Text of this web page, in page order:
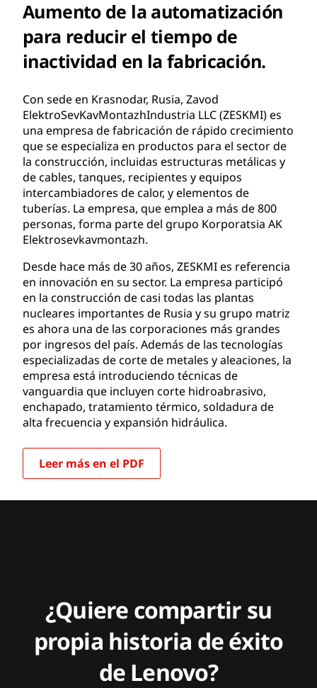
Aumento de la automatización
para reducir el tiempo de
inactividad en la fabricación.
Con sede en Krasnodar, Rusia, Zavod
ElektroSevKavMontazhIndustria LLC (ZESKMI) es
una empresa de fabricación de rápido crecimiento
que se especializa en productos para el sector de
la construcción, incluidas estructuras metálicas y
de cables, tanques, recipientes y equipos
intercambiadores de calor, y elementos de
tuberías. La empresa, que emplea a más de 800
personas, forma parte del grupo Korporatsia AK
Elektrosevkavmontazh.
Desde hace más de 30 años, ZESKMI es referencia
en innovación en su sector. La empresa participó
en la construcción de casi todas las plantas
nucleares importantes de Rusia y su grupo matriz
es ahora una de las corporaciones más grandes
por ingresos del país. Además de las tecnologías
especializadas de corte de metales y aleaciones, la
empresa está introduciendo técnicas de
vanguardia que incluyen corte hidroabrasivo,
enchapado, tratamiento térmico, soldadura de
alta frecuencia y expansión hidráulica.
Leer más en el PDF
¿Quiere compartir su
propia historia de éxito
de Lenovo?